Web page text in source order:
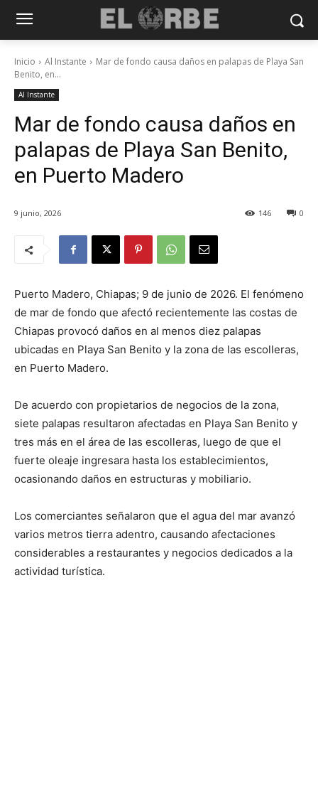
Inicio Al Instante
Mar de fondo causa daños en palapas de Playa San
Benito, en...
Al Instante
Mar de fondo causa daños en
palapas de Playa San Benito,
en Puerto Madero
9 junio, 2026 0
146
Puerto Madero, Chiapas; 9 de junio de 2026. El fenómeno
de mar de fondo que afectó recientemente las costas de
Chiapas provocó daños en al menos diez palapas
ubicadas en Playa San Benito y la zona de las escolleras,
en Puerto Madero.
De acuerdo con propietarios de negocios de la zona,
siete palapas resultaron afectadas en Playa San Benito y
tres más en el área de las escolleras, luego de que el
fuerte oleaje ingresara hasta los establecimientos,
ocasionando daños en estructuras y mobiliario.
Los comerciantes señalaron que el agua del mar avanzó
varios metros tierra adentro, causando afectaciones
considerables a restaurantes y negocios dedicados a la
actividad turística.